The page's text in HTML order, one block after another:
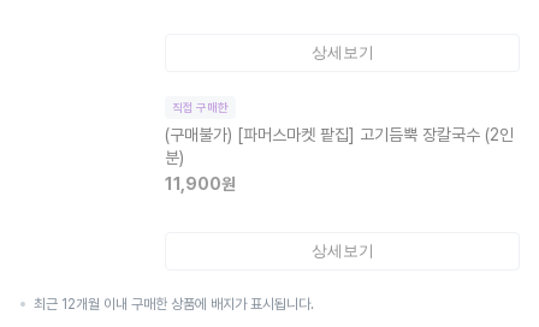
상세보기
직접 구매한
(구매불가) [파머스마켓 팥집] 고기듬뿍 장칼국수 (2인
분)
11,900원
상세보기
최근 12개월 이내 구매한 상품에 배지가 표시됩니다.